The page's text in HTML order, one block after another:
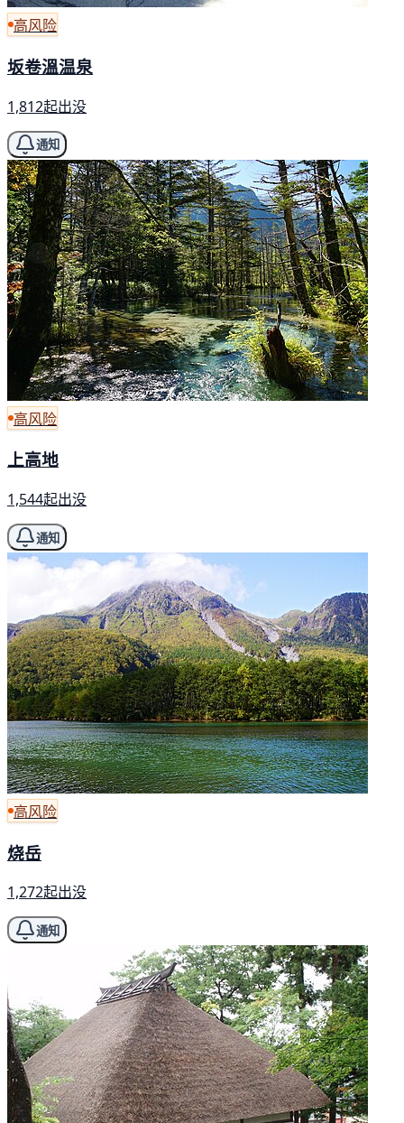
高风险
坂卷溫温泉
1,812起出没
通知
高风险
上高地
1,544起出没
通知
高风险
烧岳
1,272起出没
通知